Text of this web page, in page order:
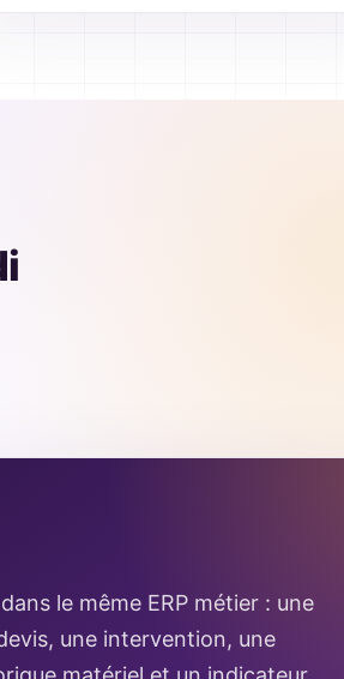
le même ERP métier : une
une intervention, une